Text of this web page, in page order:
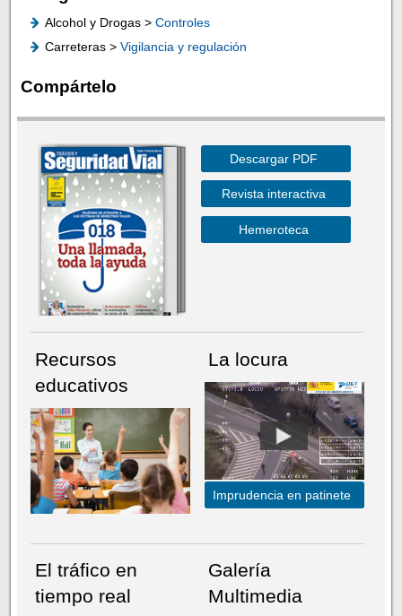
Alcohol y Drogas > Controles
Carreteras > Vigilancia y regulación
Compártelo
Descargar PDF
Revista interactiva
Hemeroteca
Recursos
educativos
La locura
Imprudencia en patinete
El tráfico en
tiempo real
Galería
Multimedia